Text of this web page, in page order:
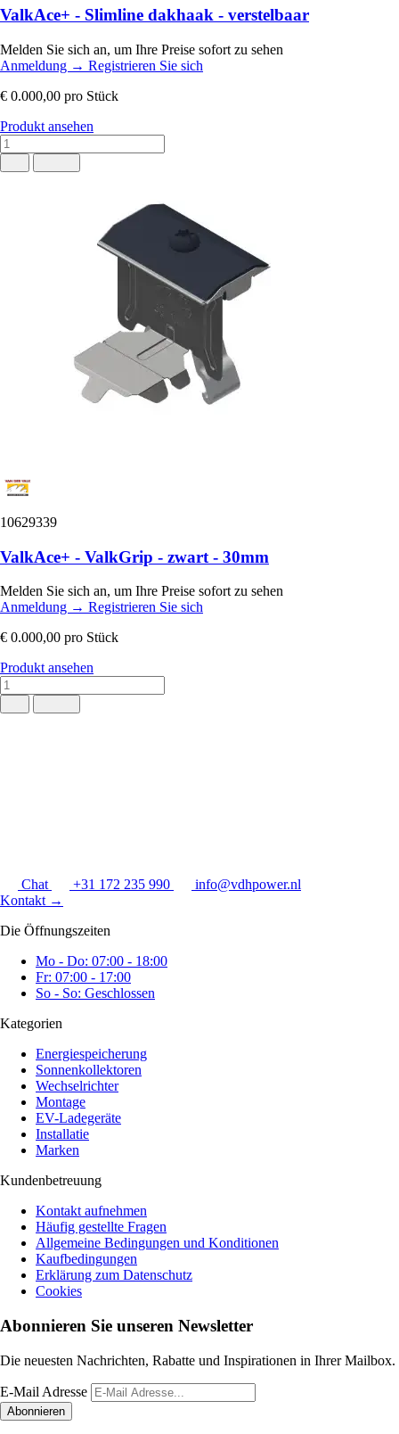
ValkAce+ - Slimline dakhaak - verstelbaar
Melden Sie sich an, um Ihre Preise sofort zu sehen
Anmeldung → Registrieren Sie sich
€ 0.000,00 pro Stück
Produkt ansehen
10629339
ValkAce+ - ValkGrip - zwart - 30mm
Melden Sie sich an, um Ihre Preise sofort zu sehen
Anmeldung → Registrieren Sie sich
€ 0.000,00 pro Stück
Produkt ansehen
Chat +31 172 235 990
info@vdhpower.nl
Kontakt →
Die Öffnungszeiten
Mo - Do: 07:00 - 18:00
Fr: 07:00 - 17:00
So - So: Geschlossen
Kategorien
Energiespeicherung
Sonnenkollektoren
Wechselrichter
Montage
EV-Ladegeräte
Installatie
Marken
Kundenbetreuung
Kontakt aufnehmen
Häufig gestellte Fragen
Allgemeine Bedingungen und Konditionen
Kaufbedingungen
Erklärung zum Datenschutz
Cookies
Abonnieren Sie unseren Newsletter
Die neuesten Nachrichten, Rabatte und Inspirationen in Ihrer Mailbox.
E-Mail Adresse
Abonnieren